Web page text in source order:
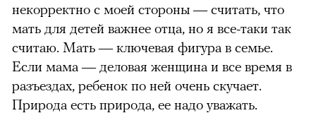
некорректно с моей стороны — считать, что
мать для детей важнее отца, но я все-таки так
считаю. Мать — ключевая фигура в семье.
Если мама — деловая женщина и все время в
разъездах, ребенок по ней очень скучает.
Природа есть природа, ее надо уважать.